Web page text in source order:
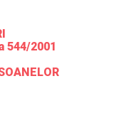
544/2001